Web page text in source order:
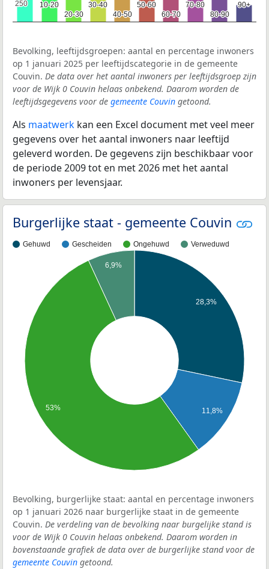
10-20
10-20
20-30
20-30
30-40
30-40
40-50
40-50
50-60
50-60
60-70
60-70
70-80
70-80
80-90
80-90
90+
90+
250
250
Bevolking, leeftijdsgroepen: aantal en percentage inwoners
op 1 januari 2025 per leeftijdscategorie in de gemeente
Couvin. De data over het aantal inwoners per leeftijdsgroep zijn
voor de Wijk 0 Couvin helaas onbekend. Daarom worden de
leeftijdsgegevens voor de gemeente Couvin getoond.
Als maatwerk kan een Excel document met veel meer
gegevens over het aantal inwoners naar leeftijd
geleverd worden. De gegevens zijn beschikbaar voor
de periode 2009 tot en met 2026 met het aantal
inwoners per levensjaar.
Burgerlijke staat - gemeente Couvin
Gehuwd Gescheiden Ongehuwd Verweduwd
28,3%
11,8%
6,9%
53%
Bevolking, burgerlijke staat: aantal en percentage inwoners
op 1 januari 2026 naar burgerlijke staat in de gemeente
Couvin. De verdeling van de bevolking naar burgelijke stand is
voor de Wijk 0 Couvin helaas onbekend. Daarom worden in
bovenstaande grafiek de data over de burgerlijke stand voor de
gemeente Couvin getoond.